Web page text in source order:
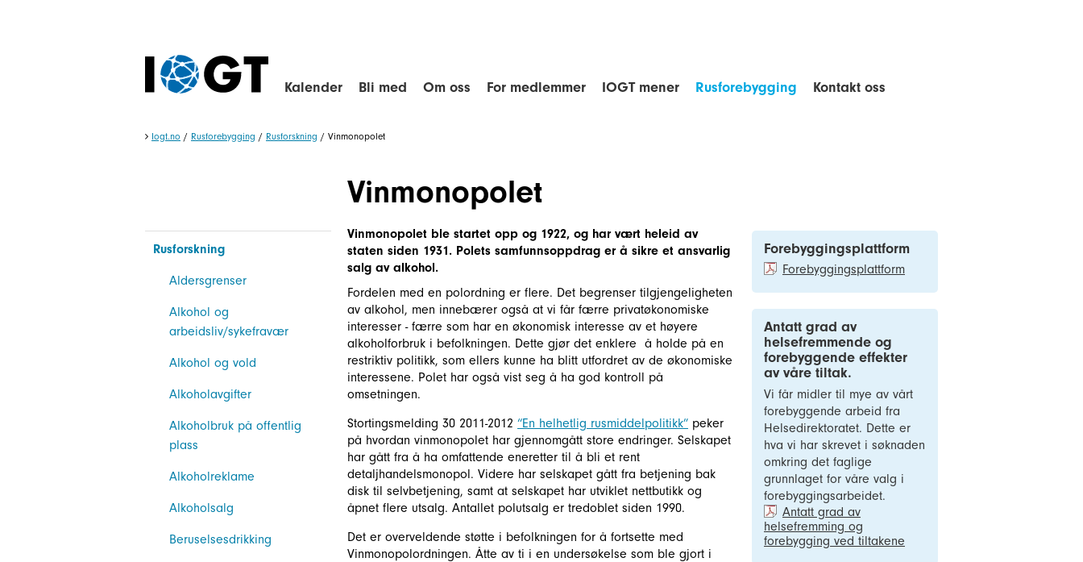
Kalender Bli med Om oss For medlemmer IOGT mener Rusforebygging Kontakt oss
Iogt.no / Rusforebygging / Rusforskning / Vinmonopolet
Rusforskning
Aldersgrenser
Alkohol og
arbeidsliv/sykefravær
Alkohol og vold
Alkoholavgifter
Alkoholbruk på offentlig
plass
Alkoholreklame
Alkoholsalg
Beruselsesdrikking
Vinmonopolet
Vinmonopolet ble startet opp og 1922, og har vært heleid av
staten siden 1931. Polets samfunnsoppdrag er å sikre et ansvarlig
salg av alkohol.
Fordelen med en polordning er flere. Det begrenser tilgjengeligheten
av alkohol, men innebærer også at vi får færre privatøkonomiske
interesser - færre som har en økonomisk interesse av et høyere
alkoholforbruk i befolkningen. Dette gjør det enklere å holde på en
restriktiv politikk, som ellers kunne ha blitt utfordret av de økonomiske
interessene. Polet har også vist seg å ha god kontroll på
omsetningen.
Stortingsmelding 30 2011-2012 “En helhetlig rusmiddelpolitikk” peker
på hvordan vinmonopolet har gjennomgått store endringer. Selskapet
har gått fra å ha omfattende eneretter til å bli et rent
detaljhandelsmonopol. Videre har selskapet gått fra betjening bak
disk til selvbetjening, samt at selskapet har utviklet nettbutikk og
åpnet flere utsalg. Antallet polutsalg er tredoblet siden 1990.
Det er overveldende støtte i befolkningen for å fortsette med
Vinmonopolordningen. Åtte av ti i en undersøkelse som ble gjort i
Forebyggingsplattform
Forebyggingsplattform
Antatt grad av
helsefremmende og
forebyggende effekter
av våre tiltak.
Vi får midler til mye av vårt
forebyggende arbeid fra
Helsedirektoratet. Dette er
hva vi har skrevet i søknaden
omkring det faglige
grunnlaget for våre valg i
forebyggingsarbeidet.
Antatt grad av
helsefremming og
forebygging ved tiltakene